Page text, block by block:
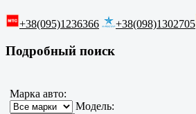
+38(095)1236366 +38(098)1302705
Подробный поиск
Марка авто:
Модель: